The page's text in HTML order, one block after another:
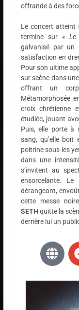
offrande à des
Le concert atteint
termine sur « Le
galvanisé par un
satisfaction en
Pour son ultime
sur scène dans
offrant un
Métamorphosée
croix chrétienne
étudiée, jouant
Puis, elle porte à
sang, qu’elle boit
poitrine sous les
dans une
s’invitent au
ensorcelante.
dérangeant,
cette messe
SETH quitte la
derrière lui un